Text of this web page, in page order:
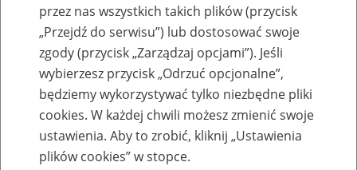
Zaproś ZUS do siebie: eZUS, wizyty
rezerwowane, e-wizyty, Aktywni 50+
przez nas wszystkich takich plików (przycisk
„Przejdź do serwisu”) lub dostosować swoje
zgody (przycisk „Zarządzaj opcjami”). Jeśli
wybierzesz przycisk „Odrzuć opcjonalne”,
będziemy wykorzystywać tylko niezbędne pliki
cookies. W każdej chwili możesz zmienić swoje
ustawienia. Aby to zrobić, kliknij „Ustawienia
plików cookies” w stopce.